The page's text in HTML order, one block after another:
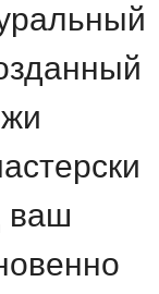
ваш